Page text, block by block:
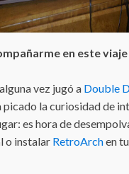
en este
vez jugó a Double
picado la curiosidad de
es hora de
o instalar RetroArchen